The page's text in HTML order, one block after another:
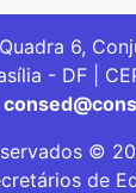
6,
- DF |
©
de